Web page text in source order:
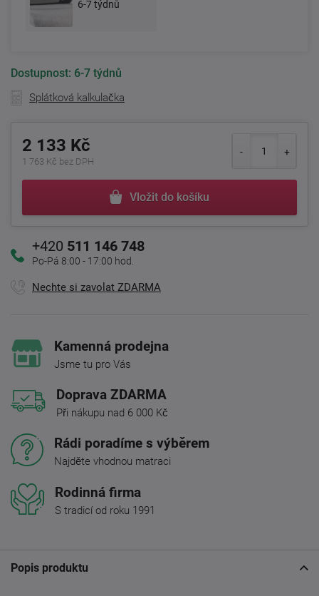
6-7 týdnů
Dostupnost: 6-7 týdnů
Splátková kalkulačka
2 133 Kč
1 763 Kč bez DPH
Vložit do košíku
+420 511 146 748
Po-Pá 8:00 - 17:00 hod.
Nechte si zavolat ZDARMA
Kamenná prodejna
Jsme tu pro Vás
Doprava ZDARMA
Při nákupu nad 6 000 Kč
Rádi poradíme s výběrem
Najděte vhodnou matraci
Rodinná firma
S tradicí od roku 1991
Popis produktu